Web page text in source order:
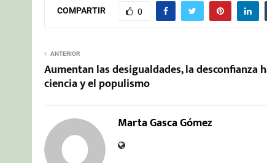
COMPARTIR 0
ANTERIOR
Aumentan las desigualdades, la desconfianza
ciencia y el populismo
Marta Gasca Gómez